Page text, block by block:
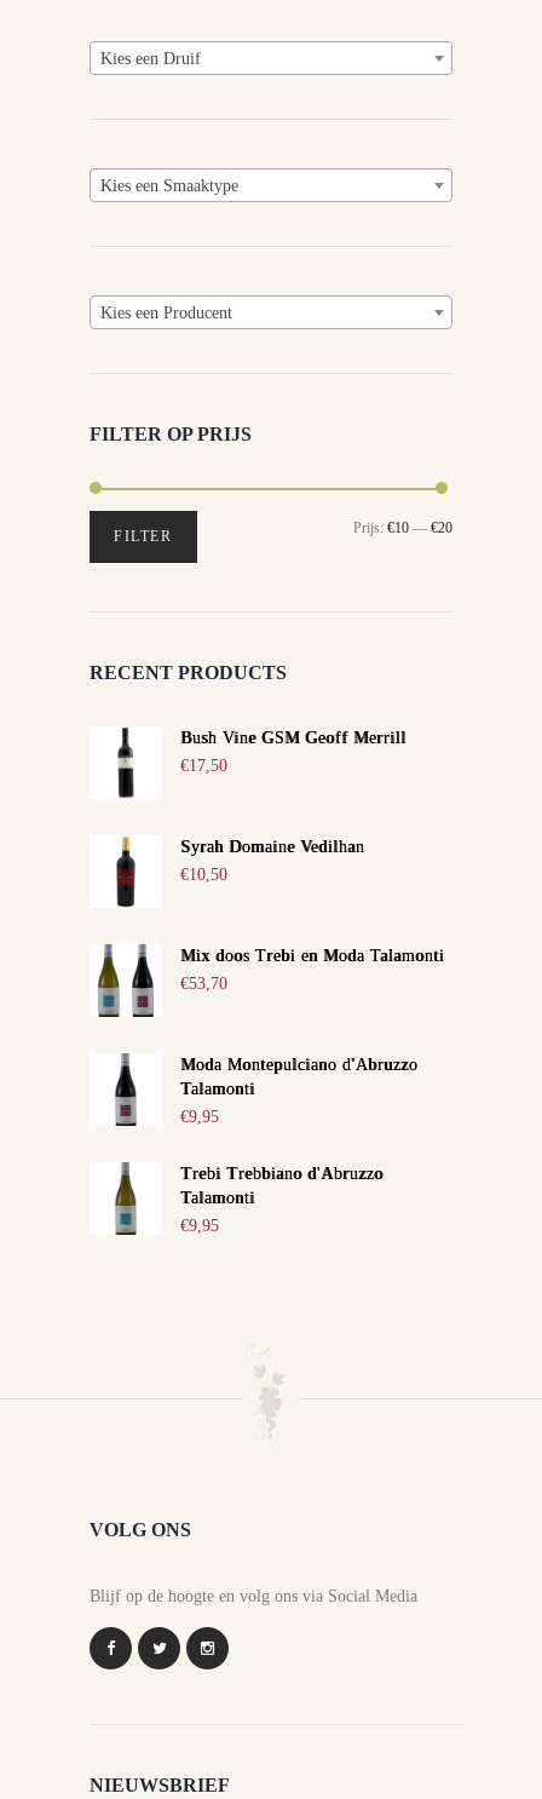
Kies een Druif
Kies een Smaaktype
Kies een Producent
FILTER OP PRIJS
Min.
Max.
FILTER Prijs: €10 — €20
RECENT PRODUCTS
Bush Vine GSM Geoff Merrill
€17,50
Syrah Domaine Vedilhan
€10,50
Mix doos Trebi en Moda Talamonti
€53,70
Moda Montepulciano d'Abruzzo
Talamonti
€9,95
Trebi Trebbiano d'Abruzzo
Talamonti
€9,95
VOLG ONS
Blijf op de hoogte en volg ons via Social Media
NIEUWSBRIEF